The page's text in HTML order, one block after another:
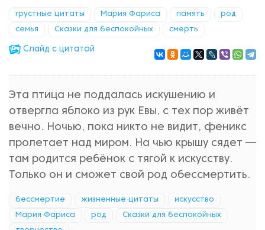
грустные цитаты Мария Фариса память род
семья Сказки для беспокойных смерть
Cлайд с цитатой
Эта птица не поддалась искушению и
отвергла яблоко из рук Евы, с тех пор живёт
вечно. Ночью, пока никто не видит, феникс
пролетает над миром. На чью крышу сядет —
там родится ребёнок с тягой к искусству.
Только он и сможет свой род обессмертить.
бессмертие жизненные цитаты искусство
Мария Фариса род Сказки для беспокойных